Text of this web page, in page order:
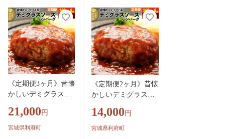
かず 惣菜 個包装 簡
単 湯せん レンチン
洋食 湯煎 個別包装
小分 お弁当 便利 レ
ンジ お試し]
ず 惣菜 個包装 簡単
湯せん レンチン 洋食
湯煎 個別包装 小分
お弁当 便利 レンジ
お試し]
《定期便3ヶ月》昔懐
かしいデミグラスソ
g×8個)×3回 惣菜 お
かず 肉 洋食 お試し
21,000 円
宮城県利府町
《定期便2ヶ月》昔懐
かしいデミグラスソ
g×8個)×2回 惣菜 おか
ず 肉 洋食 お試し 簡
14,000 円
宮城県利府町